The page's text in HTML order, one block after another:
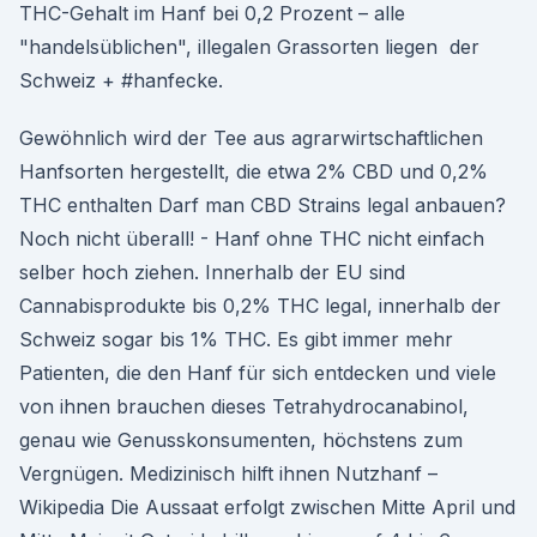
THC-Gehalt im Hanf bei 0,2 Prozent – alle
"handelsüblichen", illegalen Grassorten liegen der
Schweiz + #hanfecke.
Gewöhnlich wird der Tee aus agrarwirtschaftlichen
Hanfsorten hergestellt, die etwa 2% CBD und 0,2%
THC enthalten Darf man CBD Strains legal anbauen?
Noch nicht überall! - Hanf ohne THC nicht einfach
selber hoch ziehen. Innerhalb der EU sind
Cannabisprodukte bis 0,2% THC legal, innerhalb der
Schweiz sogar bis 1% THC. Es gibt immer mehr
Patienten, die den Hanf für sich entdecken und viele
von ihnen brauchen dieses Tetrahydrocanabinol,
genau wie Genusskonsumenten, höchstens zum
Vergnügen. Medizinisch hilft ihnen Nutzhanf –
Wikipedia Die Aussaat erfolgt zwischen Mitte April und